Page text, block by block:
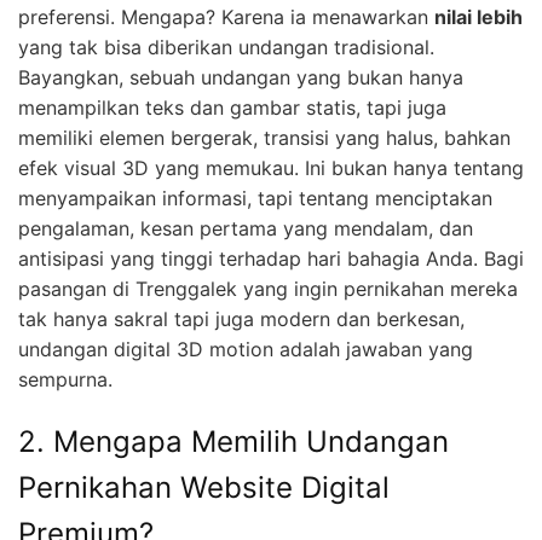
preferensi. Mengapa? Karena ia menawarkan nilai lebih
yang tak bisa diberikan undangan tradisional.
Bayangkan, sebuah undangan yang bukan hanya
menampilkan teks dan gambar statis, tapi juga
memiliki elemen bergerak, transisi yang halus, bahkan
efek visual 3D yang memukau. Ini bukan hanya tentang
menyampaikan informasi, tapi tentang menciptakan
pengalaman, kesan pertama yang mendalam, dan
antisipasi yang tinggi terhadap hari bahagia Anda. Bagi
pasangan di Trenggalek yang ingin pernikahan mereka
tak hanya sakral tapi juga modern dan berkesan,
undangan digital 3D motion adalah jawaban yang
sempurna.
2. Mengapa Memilih Undangan
Pernikahan Website Digital
Premium?